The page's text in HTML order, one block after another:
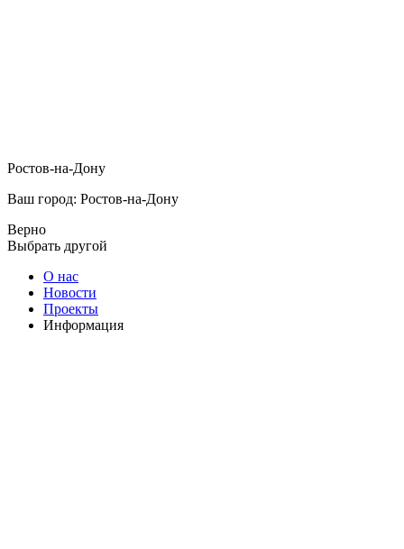
Ростов-на-Дону
Ваш город: Ростов-на-Дону
Верно
Выбрать другой
О нас
Новости
Проекты
Информация